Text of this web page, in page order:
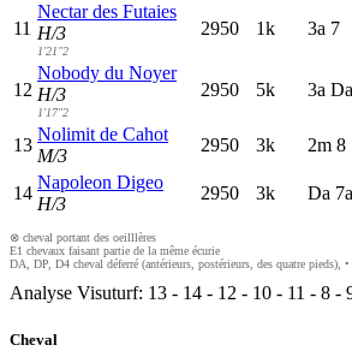
11
Nectar des Futaies
H/3
1'21"2
2950 1k 3a 7
12
Nobody du Noyer
H/3
1'17"2
2950 5k 3a Da
13
Nolimit de Cahot
M/3
2950 3k 2m 8
14
Napoleon Digeo
H/3
2950 3k Da 7a
⊗ cheval portant des oeilllères
E1 chevaux faisant partie de la même écurie
DA, DP, D4 cheval déferré (antérieurs, postérieurs, des quatre pieds),
Analyse Visuturf: 13 - 14 - 12 - 10 - 11 - 8 -
Cheval